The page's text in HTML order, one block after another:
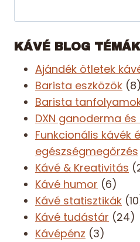
KÁVÉ BLOG TÉMÁK
Ajándék ötletek
Barista eszközök (8)
Barista
DXN ganoderma és
Funkcionális kávék
egészségmegőrzés
Kávé & Kreativitás
Kávé humor (6)
Kávé statisztikák
Kávé tudástár (24)
Kávépénz (3)